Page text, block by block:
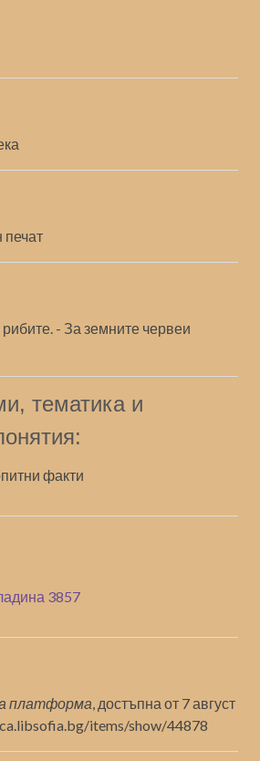
печат
- За земните червеи
тематика и
факти
3857
платформа, достъпна от 7 август
items/show/44878